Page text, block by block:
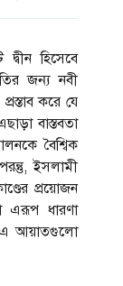
হিসেবে
জন্য নবী
করে যে
বাস্তবতা
বৈশ্বিক
ইসলামী
প্রয়োজন
এরূপ ধারণা
এ আয়াতগুলো